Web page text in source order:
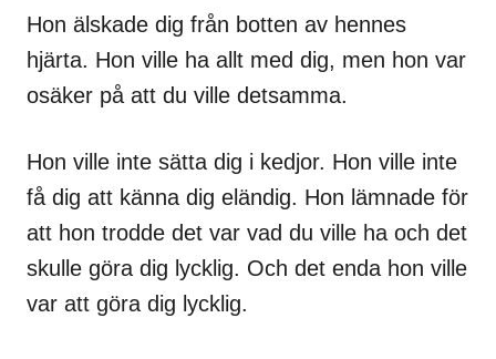
Hon älskade dig från botten av hennes
hjärta. Hon ville ha allt med dig, men hon var
osäker på att du ville detsamma.
Hon ville inte sätta dig i kedjor. Hon ville inte
få dig att känna dig eländig. Hon lämnade för
att hon trodde det var vad du ville ha och det
skulle göra dig lycklig. Och det enda hon ville
var att göra dig lycklig.